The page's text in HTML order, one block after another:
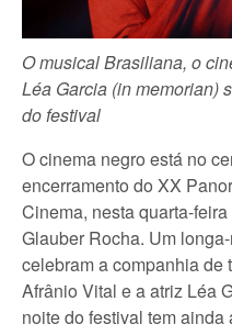
O musical Brasiliana, o
Léa Garcia (in memorian)
do festival
O cinema negro está no
encerramento do XX
Cinema, nesta quarta-
Glauber Rocha. Um
celebram a companhia de
Afrânio Vital e a atriz Léa
noite do festival tem